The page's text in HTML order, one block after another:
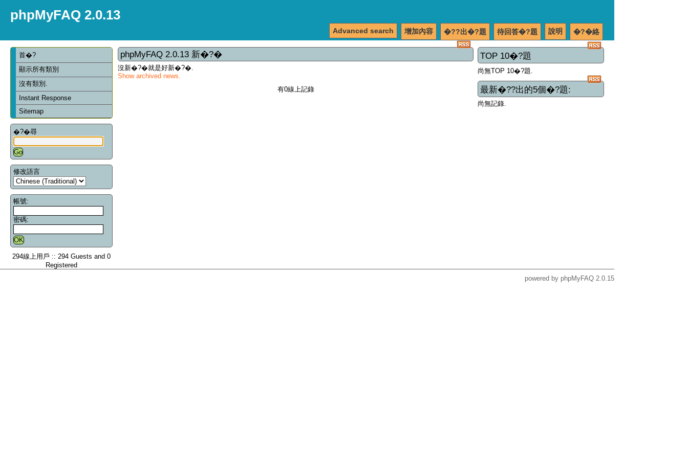
phpMyFAQ 2.0.13
�?�絡
說明
待回答�?題
�??出�?題
增加內容
Advanced search
首�?
顯示所有類別
沒有類別.
Instant Response
Sitemap
�?�尋
修改語言
帳號:
密碼:
294線上用戶 :: 294 Guests and 0
Registered
TOP 10�?題
尚無TOP 10�?題.
最新�??出的5個�?題:
尚無記錄.
phpMyFAQ 2.0.13 新�?�
沒新�?�就是好新�?�.
Show archived news.
有0線上記錄
powered by phpMyFAQ 2.0.15